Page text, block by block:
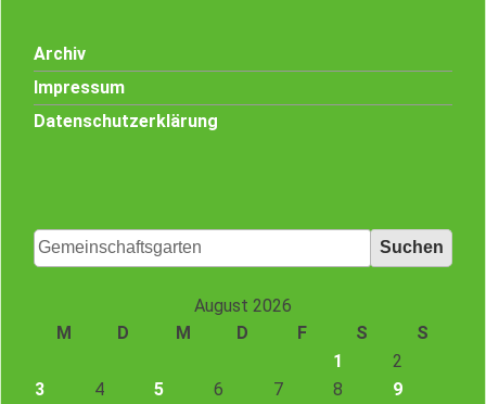
Archiv
Impressum
Datenschutzerklärung
Suchen
nach:
August 2026
M
D M D F S
S
1
2
3
4 5 6 7 8
9